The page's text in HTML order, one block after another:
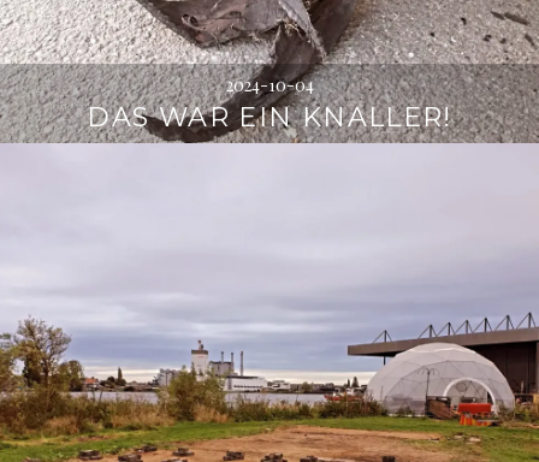
2024-10-04
DAS WAR EIN KNALLER!